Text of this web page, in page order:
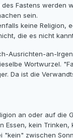
des Fastens werden
sein.
keine Religion,
die es nicht
Ausrichten-an-
Wortwurzel.
Da ist die
an oder auf die
Essen, kein Trinken,
"kein" zwischen